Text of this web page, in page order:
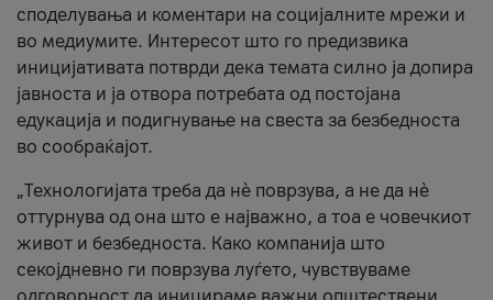
споделувања и коментари на социјалните мрежи и
во медиумите. Интересот што го предизвика
иницијативата потврди дека темата силно ја допира
јавноста и ја отвора потребата од постојана
едукација и подигнување на свеста за безбедноста
во сообраќајот.
„Технологијата треба да нè поврзува, а не да нè
оттурнува од она што е најважно, а тоа е човечкиот
живот и безбедноста. Како компанија што
секојдневно ги поврзува луѓето, чувствуваме